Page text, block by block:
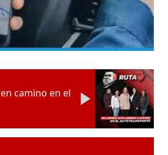
camino en el